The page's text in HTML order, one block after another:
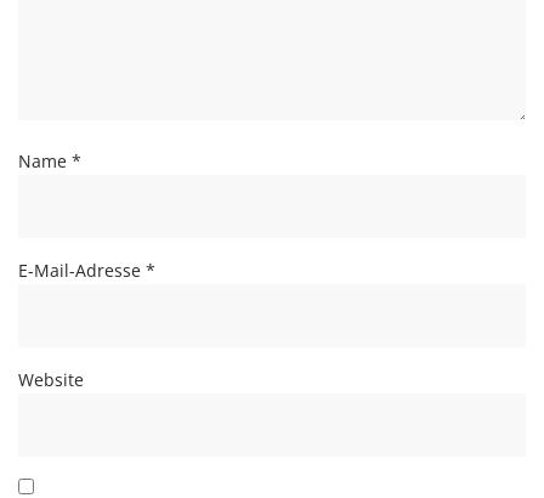
Name *
E-Mail-Adresse *
Website